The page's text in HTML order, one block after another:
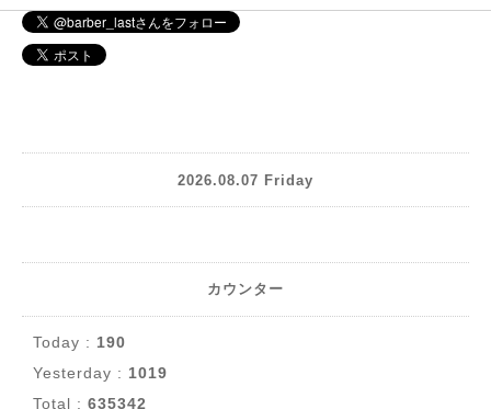
2026.08.07 Friday
カウンター
Today : 190
Yesterday : 1019
Total : 635342